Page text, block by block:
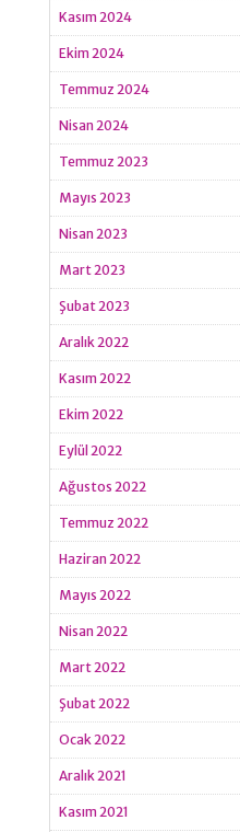
Kasım 2024
Ekim 2024
Temmuz 2024
Nisan 2024
Temmuz 2023
Mayıs 2023
Nisan 2023
Mart 2023
Şubat 2023
Aralık 2022
Kasım 2022
Ekim 2022
Eylül 2022
Ağustos 2022
Temmuz 2022
Haziran 2022
Mayıs 2022
Nisan 2022
Mart 2022
Şubat 2022
Ocak 2022
Aralık 2021
Kasım 2021